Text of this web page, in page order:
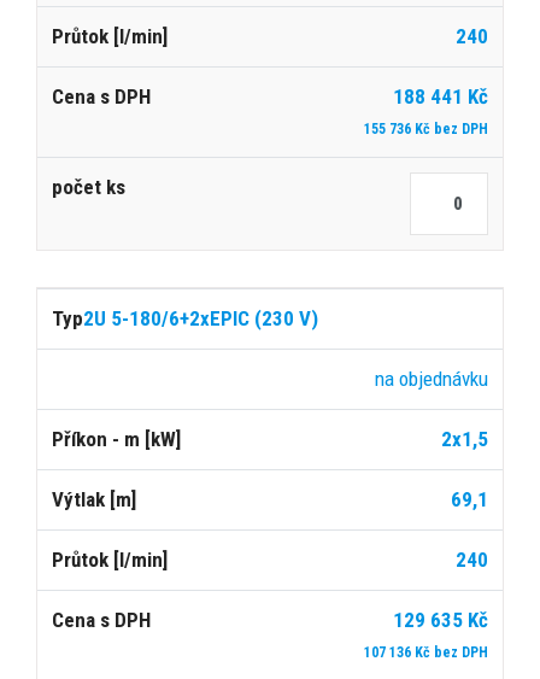
240
188 441 Kč
155 736 Kč bez DPH
2U 5-180/6+2xEPIC (230 V)
na objednávku
2x1,5
69,1
240
129 635 Kč
107 136 Kč bez DPH